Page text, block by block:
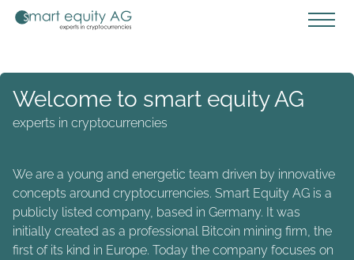
Welcome to smart equity AG
experts in cryptocurrencies
We are a young and energetic team driven by innovative
concepts around cryptocurrencies. Smart Equity AG is a
publicly listed company, based in Germany. It was
initially created as a professional Bitcoin mining firm, the
first of its kind in Europe. Today the company focuses on